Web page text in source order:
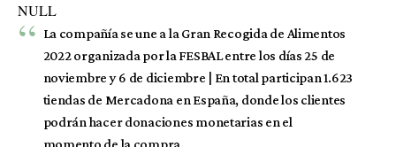
NULL
La compañía se une a la Gran Recogida de Alimentos
2022 organizada por la FESBAL entre los días 25 de
noviembre y 6 de diciembre | En total participan 1.623
tiendas de Mercadona en España, donde los clientes
podrán hacer donaciones monetarias en el
momento de la compra